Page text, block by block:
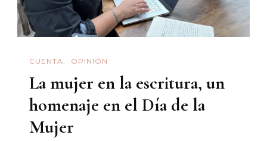
CUENTA OPINIÓN
La mujer en la escritura, un
homenaje en el Día de la
Mujer